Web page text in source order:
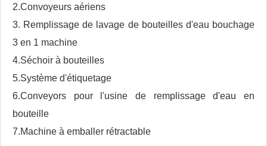
2.Convoyeurs aériens
3. Remplissage de lavage de bouteilles d'eau bouchage
3 en 1 machine
4.Séchoir à bouteilles
5.Système d'étiquetage
6.Conveyors pour l'usine de remplissage d'eau en
bouteille
7.Machine à emballer rétractable